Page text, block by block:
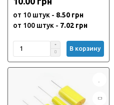
от 10 штук - 8.50 грн
от 100 штук - 7.02 грн
В корзину